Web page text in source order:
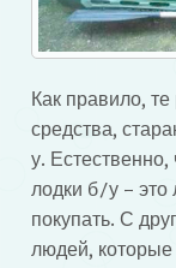
Как правило,
средства,
у. Естественно,
лодки б/у –
покупать. С
людей,